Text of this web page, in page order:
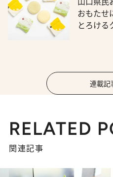
おもたせ
とろける
連載記
RELATED
関連記事